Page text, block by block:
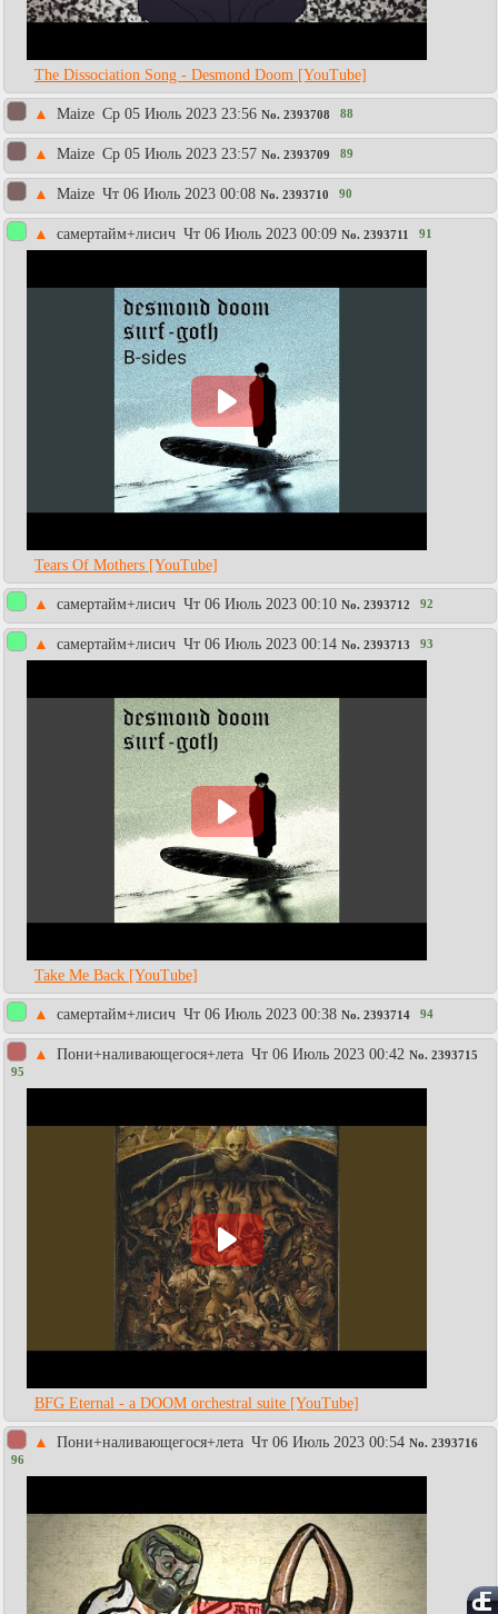
The Dissociation Song - Desmond Doom [YouTube]
▲ Maize Ср 05 Июль 2023 23:56 No. 2393708 88
▲ Maize Ср 05 Июль 2023 23:57 No. 2393709 89
▲ Maize Чт 06 Июль 2023 00:08 No. 2393710 90
▲ самертайм+лисич Чт 06 Июль 2023 00:09 No. 2393711 91
Tears Of Mothers [YouTube]
▲ самертайм+лисич Чт 06 Июль 2023 00:10 No. 2393712 92
▲ самертайм+лисич Чт 06 Июль 2023 00:14 No. 2393713 93
Take Me Back [YouTube]
▲ самертайм+лисич Чт 06 Июль 2023 00:38 No. 2393714 94
▲ Пони+наливающегося+лета Чт 06 Июль 2023 00:42 No. 2393715
95
BFG Eternal - a DOOM orchestral suite [YouTube]
▲ Пони+наливающегося+лета Чт 06 Июль 2023 00:54 No. 2393716
96